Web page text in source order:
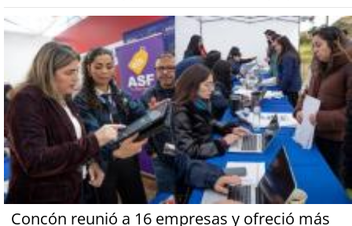
Concón reunió a 16 empresas y ofreció más